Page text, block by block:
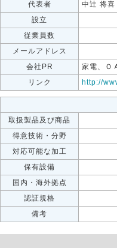
代表者
中辻 将喜
設立
従業員数
メールアドレス
会社PR
家電、Ｏ
リンク
http://
取扱製品及び商品
得意技術・分野
対応可能な加工
保有設備
国内・海外拠点
認証規格
備考